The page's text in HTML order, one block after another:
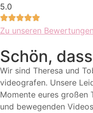
5.0
Zu unseren Bewertungen
Schön,
Wir sind Theresa und
videografen. Unsere
Momente eures großen
und bewegenden